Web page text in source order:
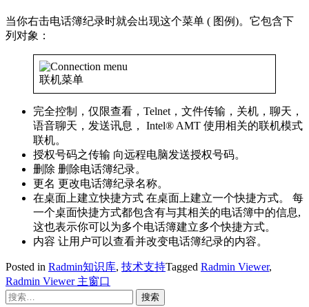
当你右击电话簿纪录时就会出现这个菜单 ( 图例)。它包含下
列对象：
联机菜单
完全控制，仅限查看，Telnet，文件传输，关机，聊天，
语音聊天，发送讯息， Intel® AMT 使用相关的联机模式
联机。
授权号码之传输 向远程电脑发送授权号码。
删除 删除电话簿纪录。
更名 更改电话簿纪录名称。
在桌面上建立快捷方式 在桌面上建立一个快捷方式。 每
一个桌面快捷方式都包含有与其相关的电话簿中的信息,
这也表示你可以为多个电话簿建立多个快捷方式。
内容 让用户可以查看并改变电话簿纪录的内容。
Posted in Radmin知识库, 技术支持Tagged Radmin Viewer,
Radmin Viewer 主窗口
搜